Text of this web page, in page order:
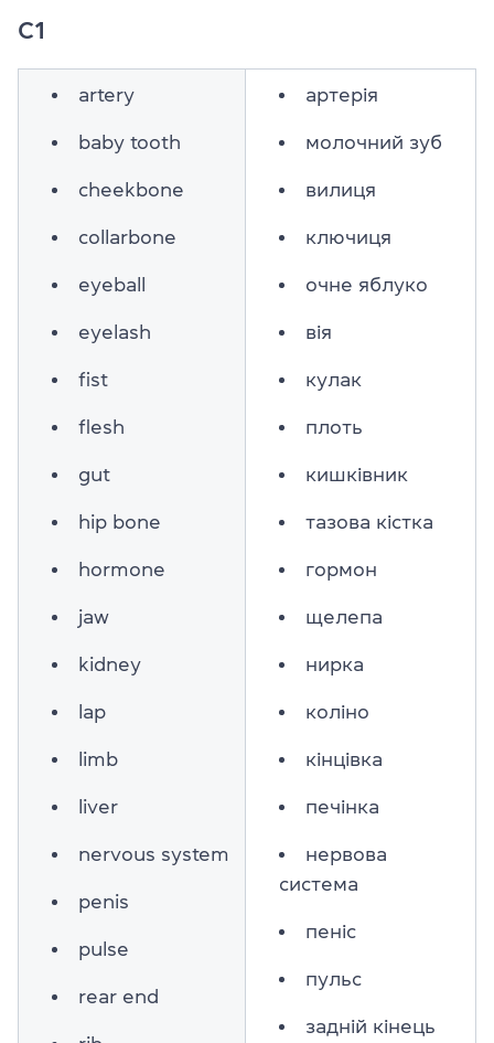
C1
artery
baby tooth
cheekbone
collarbone
eyeball
eyelash
fist
flesh
gut
hip bone
hormone
jaw
kidney
lap
limb
liver
nervous system
penis
pulse
rear end
артерія
молочний зуб
вилиця
ключиця
очне яблуко
вія
кулак
плоть
кишківник
тазова кістка
гормон
щелепа
нирка
коліно
кінцівка
печінка
нервова
система
пеніс
пульс
задній кінець